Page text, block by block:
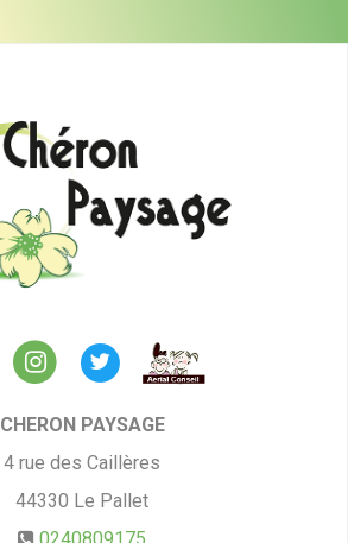
CHERON PAYSAGE
4 rue des Caillères
44330 Le Pallet